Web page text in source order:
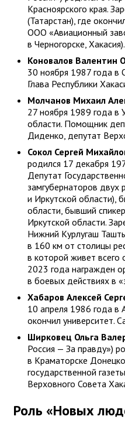
Красноярского края.
(Татарстан), где
ООО «Авиационный
в Черногорске, Хакасия).
Коновалов Валентин
30 ноября 1987 года в
Глава Республики
Молчанов Михаил
27 ноября 1989 года в
области. Помощник
Диденко, депутат
Сокол Сергей
родился 17 декабря
Депутат
замгубернаторов двух
и Иркутской области),
области, бывший
Иркутской области.
Нижний Курлугаш
в 160 км от столицы
в которой живет всего
2023 года награжден
в боевых действиях в
Хабаров Алексей
10 апреля 1986 года в
окончил университет.
Ширковец Ольга
Россия — За правду»)
в Краматорске
государственной
Верховного Совета
Роль «Новых